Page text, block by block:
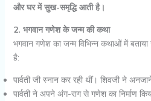
और घर में सुख-समृद्धि आती है।
2. भगवान गणेश के जन्म की कथा
भगवान गणेश का जन्म विभिन्न कथाओं में
है:
पार्वती जी स्नान कर रही थीं। शिवजी ने
पार्वती ने अपने अंग-राग से गणेश का निर्माण